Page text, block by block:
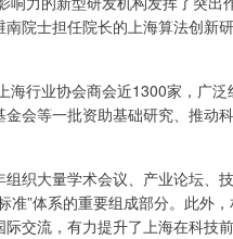
院士担任院长的上海算法创新
行业协会商会近1300家，广泛
会等一批资助基础研究、推动
大量学术会议、产业论坛、
”体系的重要组成部分。此外
交流，有力提升了上海在科技前